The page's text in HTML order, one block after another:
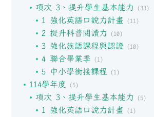
項次 3、提升學生基本能力 (33)
1 強化英語口說力計畫 (11)
2 提升科普閱讀力 (10)
3 強化族語課程與認證(10)
4 聯合畢業季 (1)
5 中小學銜接課程 (1)
114學年度 (5)
項次 3、提升學生基本能力 (5)
1 強化英語口說力計畫 (1)